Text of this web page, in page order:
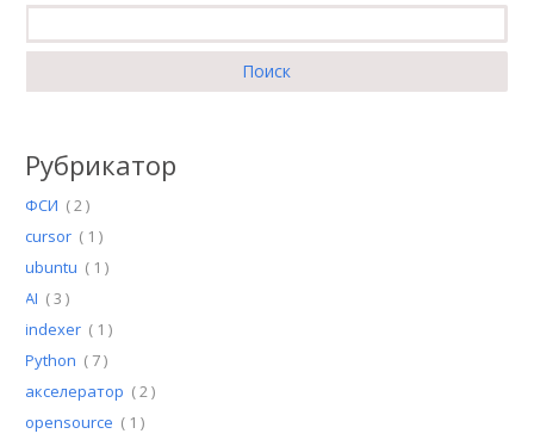
Найти:
Рубрикатор
ФСИ ( 2 )
cursor ( 1 )
ubuntu ( 1 )
AI ( 3 )
indexer ( 1 )
Python ( 7 )
акселератор ( 2 )
opensource ( 1 )